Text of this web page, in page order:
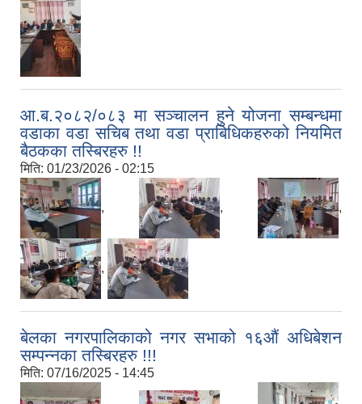
आ.ब.२०८२/०८३ मा सञ्चालन हुने योजना सम्बन्धमा
वडाका वडा सचिब तथा वडा प्राबिधिकहरुको नियमित
बैठकका तस्बिरहरु !!
मिति: 01/23/2026 - 02:15
, , ,
,
बेलका नगरपालिकाको नगर सभाको १६औं अधिबेशन
सम्पन्नका तस्बिरहरु !!!
मिति: 07/16/2025 - 14:45